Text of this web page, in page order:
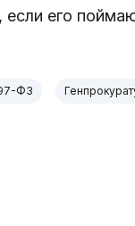
если его
ФЗ